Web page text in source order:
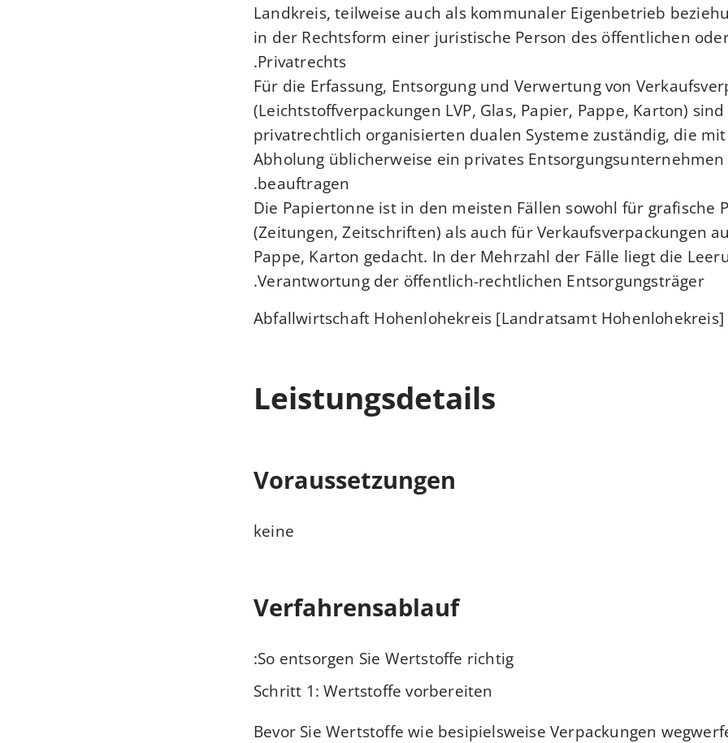
Landkreis, teilweise auch als kommunaler Eigenbetrieb
in der Rechtsform einer juristische Person des öffentlichen
Privatrechts.
Für die Erfassung, Entsorgung und Verwertung von
(Leichtstoffverpackungen LVP, Glas, Papier, Pappe, Karton)
privatrechtlich organisierten dualen Systeme zuständig, die
Abholung üblicherweise ein privates Entsorgungsunternehmen
beauftragen.
Die Papiertonne ist in den meisten Fällen sowohl für grafische
(Zeitungen, Zeitschriften) als auch für Verkaufsverpackungen
Pappe, Karton gedacht. In der Mehrzahl der Fälle liegt die
Verantwortung der öffentlich-rechtlichen Entsorgungsträger.
Abfallwirtschaft Hohenlohekreis [Landratsamt Hohenlohekreis]
Leistungsdetails
Voraussetzungen
keine
Verfahrensablauf
So entsorgen Sie Wertstoffe richtig:
Schritt 1: Wertstoffe vorbereiten
Bevor Sie Wertstoffe wie besipielsweise Verpackungen